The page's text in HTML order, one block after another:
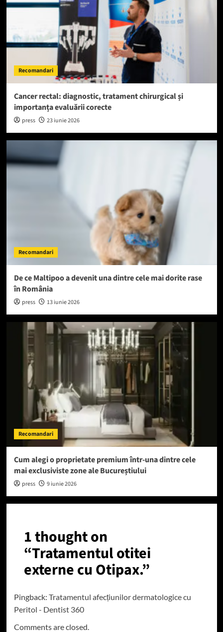
Recomandari
Cancer rectal: diagnostic, tratament chirurgical și
importanța evaluării corecte
press 23 iunie 2026
Recomandari
De ce Maltipoo a devenit una dintre cele mai dorite rase
în România
press 13 iunie 2026
Recomandari
Cum alegi o proprietate premium într-una dintre cele
mai exclusiviste zone ale Bucureștiului
press 9 iunie 2026
1 thought on
“Tratamentul otitei
externe cu Otipax.”
Pingback: Tratamentul afecțiunilor dermatologice cu
Peritol - Dentist 360
Comments are closed.